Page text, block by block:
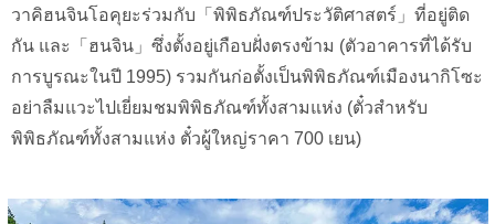
วาคิฮนจินโอคุยะร่วมกับ「พิพิธภัณฑ์ประวัติศาสตร์」ที่อยู่ติด
กัน และ「ฮนจิน」ซึ่งตั้งอยู่เกือบฝั่งตรงข้าม (ตัวอาคารที่ได้รับ
การบูรณะในปี 1995) รวมกันก่อตั้งเป็นพิพิธภัณฑ์เมืองนากิโซะ
อย่าลืมแวะไปเยี่ยมชมพิพิธภัณฑ์ทั้งสามแห่ง (ตั๋วสำหรับ
พิพิธภัณฑ์ทั้งสามแห่ง ตั๋วผู้ใหญ่ราคา 700 เยน)